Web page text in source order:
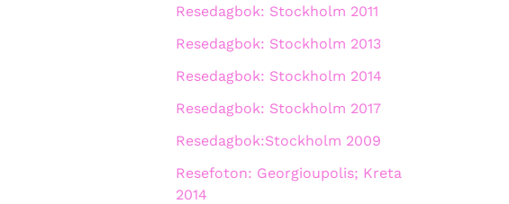
Resedagbok: Stockholm 2011
Resedagbok: Stockholm 2013
Resedagbok: Stockholm 2014
Resedagbok: Stockholm 2017
Resedagbok:Stockholm 2009
Resefoton: Georgioupolis; Kreta
2014